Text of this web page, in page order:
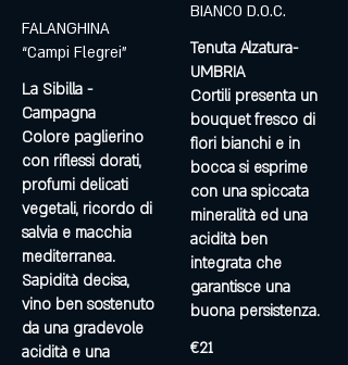
FALANGHINA
“Campi Flegrei”
La Sibilla -
Campagna
Colore paglierino
con riflessi dorati,
profumi delicati
vegetali, ricordo di
salvia e macchia
mediterranea.
Sapidità decisa,
vino ben sostenuto
da una gradevole
acidità e una
BIANCO D.O.C.
Tenuta Alzatura-
UMBRIA
Cortili presenta un
bouquet fresco di
fiori bianchi e in
bocca si esprime
con una spiccata
mineralità ed una
acidità ben
integrata che
garantisce una
buona persistenza.
€21